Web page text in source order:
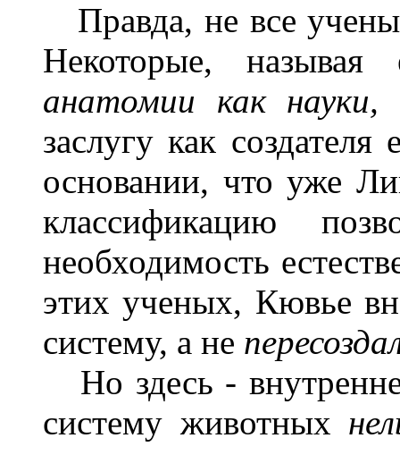
Правда, не все
Некоторые,
анатомии как науки,
заслугу как
основании, что уже
классификацию
необходимость
этих ученых, Кювье
систему, а не
Но здесь -
систему животных